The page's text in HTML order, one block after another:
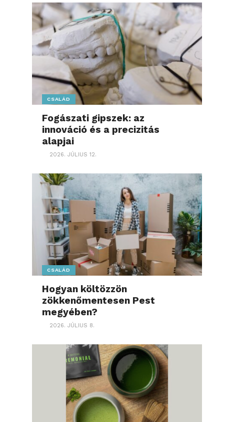
CSALÁD
Fogászati gipszek: az
innováció és a precizitás
alapjai
2026. JÚLIUS 12.
CSALÁD
Hogyan költözzön
zökkenőmentesen Pest
megyében?
2026. JÚLIUS 8.